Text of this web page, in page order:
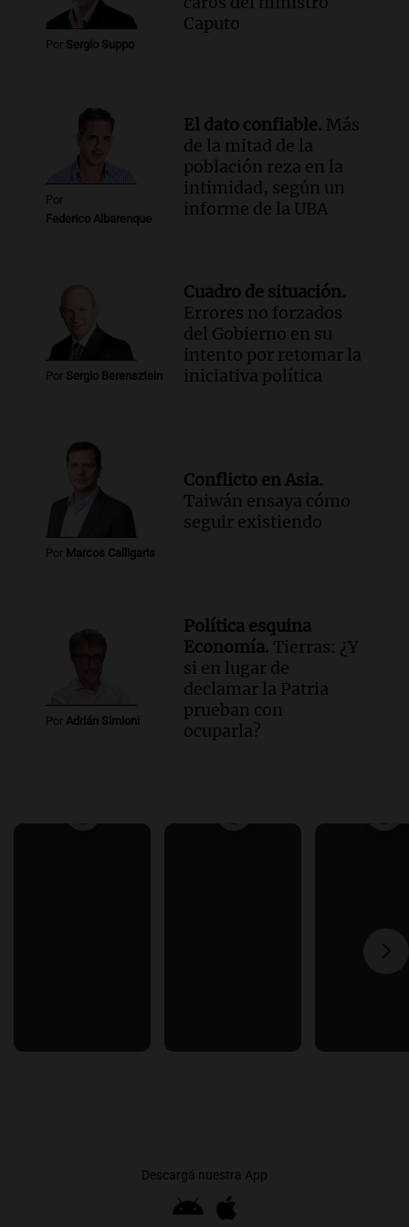
Episodios
Audio.Una nutricionista derribó el mito
del desayuno ideal: qué alimentos
Episodios
Por Sergio Suppo
Caputo
Por
Federico Albarenque
El dato confiable. Más
de la mitad de la
población reza en la
intimidad, según un
informe de la UBA
Por Sergio Berensztein
Cuadro de situación.
Errores no forzados
del Gobierno en su
intento por retomar la
iniciativa política
Por Marcos Calligaris
Conflicto en Asia.
Taiwán ensaya cómo
seguir existiendo
Por Adrián Simioni
Política esquina
Economía. Tierras: ¿Y
si en lugar de
declamar la Patria
prueban con
ocuparla?
Descargá nuestra App